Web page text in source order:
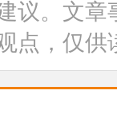
议。文
点，仅供